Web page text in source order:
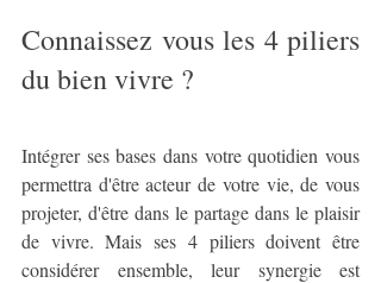
Connaissez vous les 4 piliers
du bien vivre ?
Intégrer ses bases dans votre quotidien vous
permettra d'être acteur de votre vie, de vous
projeter, d'être dans le partage dans le plaisir
de vivre. Mais ses 4 piliers doivent être
considérer ensemble, leur synergie est